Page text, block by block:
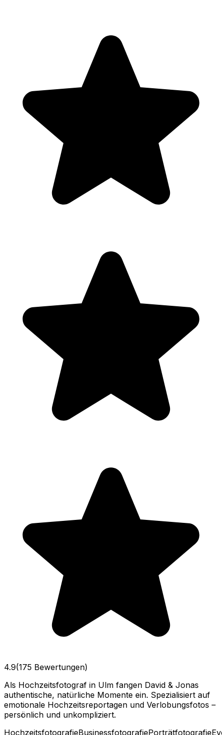
4.9(175 Bewertungen)
Als Hochzeitsfotograf in Ulm fangen David & Jonas
authentische, natürliche Momente ein. Spezialisiert auf
emotionale Hochzeitsreportagen und Verlobungsfotos –
persönlich und unkompliziert.
HochzeitsfotografieBusinessfotografiePorträtfotografie